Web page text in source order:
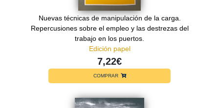
Nuevas técnicas de manipulación de la carga.
Repercusiones sobre el empleo y las destrezas del
trabajo en los puertos.
Edición papel
7,22€
COMPRAR